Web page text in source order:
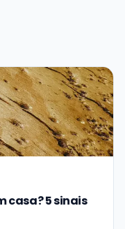
casa? 5 sinais